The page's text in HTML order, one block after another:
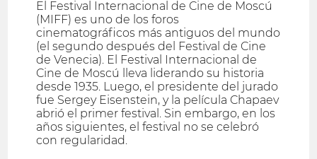
El Festival Internacional de Cine de Moscú
(MIFF) es uno de los foros
cinematográficos más antiguos del mundo
(el segundo después del Festival de Cine
de Venecia). El Festival Internacional de
Cine de Moscú lleva liderando su historia
desde 1935. Luego, el presidente del jurado
fue Sergey Eisenstein, y la película Chapaev
abrió el primer festival. Sin embargo, en los
años siguientes, el festival no se celebró
con regularidad.